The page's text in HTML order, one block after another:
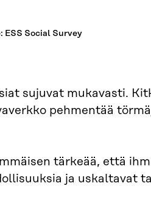
ESS Social Survey
sujuvat mukavasti.
pehmentää
tärkeää, että
ja uskaltavat